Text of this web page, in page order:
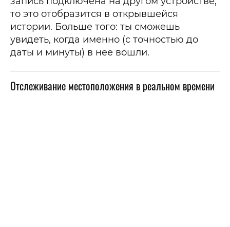
то это отобразится в открывшейся
истории. Больше того: ты сможешь
увидеть, когда именно (с точностью до
даты и минуты) в нее вошли.
Отслеживание местоположения в реальном времени